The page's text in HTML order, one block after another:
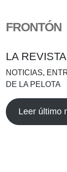
FRONTÓN
LA
NOTICIAS,
DE LA PELOTA
Leer último